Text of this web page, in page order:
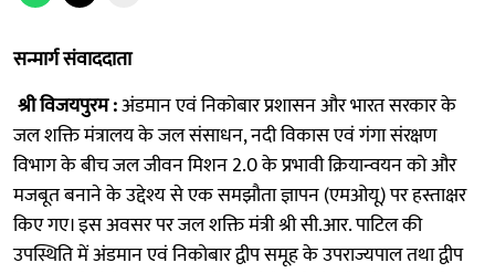
सन्मार्ग संवाददाता
श्री विजयपुरम :अंडमान एवं निकोबार प्रशासन और भारत सरकार के
जल शक्ति मंत्रालय के जल संसाधन, नदी विकास एवं गंगा संरक्षण
विभाग के बीच जल जीवन मिशन 2.0 के प्रभावी क्रियान्वयन को और
मजबूत बनाने के उद्देश्य से एक समझौता ज्ञापन (एमओयू) पर हस्ताक्षर
किए गए। इस अवसर पर जल शक्ति मंत्री श्री सी.आर. पाटिल की
उपस्थिति में अंडमान एवं निकोबार द्वीप समूह के उपराज्यपाल तथा द्वीप